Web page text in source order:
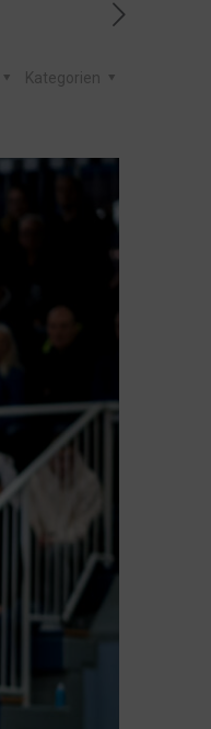
Kategorien